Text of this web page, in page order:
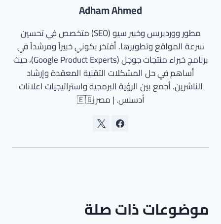
Adham Ahmed
مطور ووردبريس وخبير سيو (SEO) متخصص في تحسين
سرعة المواقع وتطويرها. أفتخر بكوني خبيراً ومرشداً في
برنامج خبراء منتجات جوجل (Google Product Experts)، حيث
أساهم في حل المشكلات التقنية المعقدة وإرشاد
الناشرين. أجمع بين الرؤية البرمجية واستراتيجيات اعلانات
أدسنس. | مصر 🇪🇬
موضوعات ذات صلة